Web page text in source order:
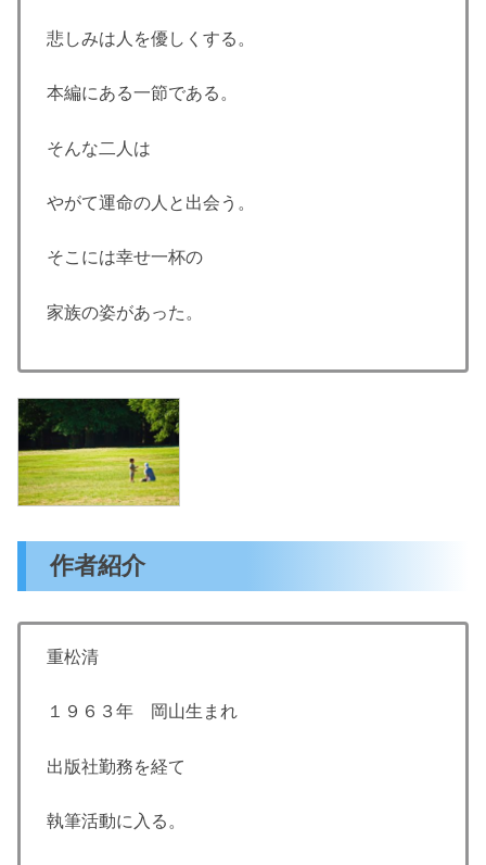
悲しみは人を優しくする。
本編にある一節である。
そんな二人は
やがて運命の人と出会う。
そこには幸せ一杯の
家族の姿があった。
作者紹介
重松清
１９６３年 岡山生まれ
出版社勤務を経て
執筆活動に入る。